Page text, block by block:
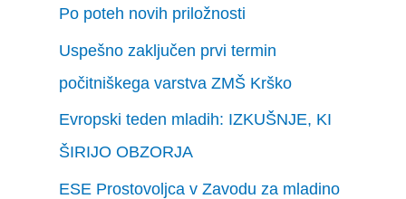
Po poteh novih priložnosti
Uspešno zaključen prvi termin
počitniškega varstva ZMŠ Krško
Evropski teden mladih: IZKUŠNJE, KI
ŠIRIJO OBZORJA
ESE Prostovoljca v Zavodu za mladino